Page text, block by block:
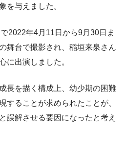
を与えました。
2022年4月11日から9月30日ま
舞台で撮影され、稲垣来泉さん
に出演しました。
長を描く構成上、幼少期の困難
することが求められたことが、
誤解させる要因になったと考え